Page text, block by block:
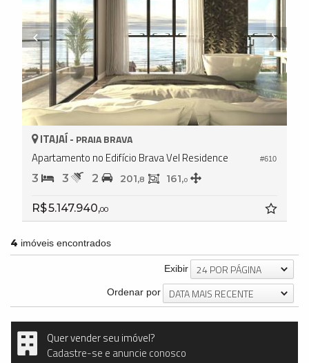
#610
ITAJAÍ - PRAIA BRAVA
Apartamento no Edifício Brava Vel Residence
3 3 2 201,8 161,0
R$ 5.147.940,00
4 imóveis encontrados
Exibir 24 POR PÁGINA
Ordenar por DATA MAIS RECENTE
Quer vender seu imóvel?
Cadastre-se e anuncie conosco